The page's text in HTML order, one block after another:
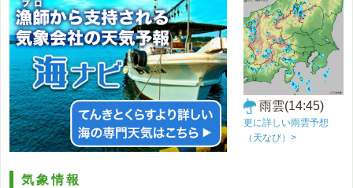
雨雲(14:45)
更に詳しい雨雲予想
（天なび）>
気象情報